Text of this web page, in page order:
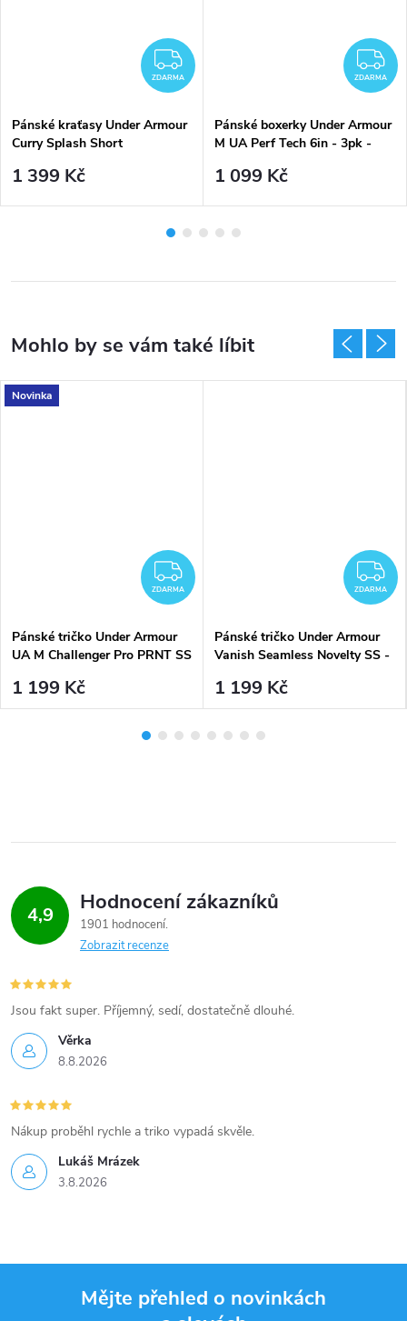
ZDARMA
ZDARMA
Pánské kraťasy Under Armour
Curry Splash Short
1 399 Kč
ZDARMA
Pánské boxerky Under Armour
M UA Perf Tech 6in - 3pk -
1 099 Kč
Novinka
ZDARMA
ZDARMA
Pánské tričko Under Armour
UA M Challenger Pro PRNT SS
1 199 Kč
ZDARMA
Pánské tričko Under Armour
Vanish Seamless Novelty SS -
1 199 Kč
4,9 Hodnocení zákazníků
1901 hodnocení
Zobrazit recenze
Věrka
8.8.2026
Jsou fakt super. Příjemný, sedí, dostatečně dlouhé.
Lukáš Mrázek
3.8.2026
Nákup proběhl rychle a triko vypadá skvěle.
Mějte přehled o novinkách